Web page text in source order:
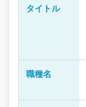
タイトル
職種名